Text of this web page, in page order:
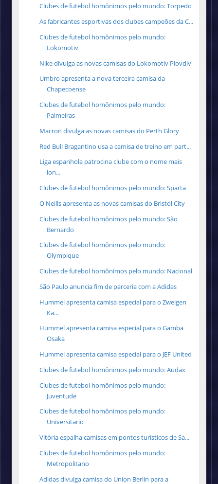
Clubes de futebol homônimos pelo mundo: Torpedo
As fabricantes esportivas dos clubes campeões da C...
Clubes de futebol homônimos pelo mundo:
Lokomotiv
Nike divulga as novas camisas do Lokomotiv Plovdiv
Umbro apresenta a nova terceira camisa da
Chapecoense
Clubes de futebol homônimos pelo mundo:
Palmeiras
Macron divulga as novas camisas do Perth Glory
Red Bull Bragantino usa a camisa de treino em part...
Liga espanhola patrocina clube com o nome mais
lon...
Clubes de futebol homônimos pelo mundo: Sparta
O'Neills apresenta as novas camisas do Bristol City
Clubes de futebol homônimos pelo mundo: São
Bernardo
Clubes de futebol homônimos pelo mundo:
Olympique
Clubes de futebol homônimos pelo mundo: Nacional
São Paulo anuncia fim de parceria com a Adidas
Hummel apresenta camisa especial para o Zweigen
Ka...
Hummel apresenta camisa especial para o Gamba
Osaka
Hummel apresenta camisa especial para o JEF United
Clubes de futebol homônimos pelo mundo: Audax
Clubes de futebol homônimos pelo mundo:
Juventude
Clubes de futebol homônimos pelo mundo:
Universitario
Vitória espalha camisas em pontos turísticos de Sa...
Clubes de futebol homônimos pelo mundo:
Metropolitano
Adidas divulga camisa do Union Berlin para a